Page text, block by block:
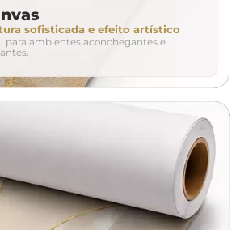
conjunto
avulso duo
ideal para o seu ambiente é
sofisticada e efeito artístico
para ambientes aconchegantes e